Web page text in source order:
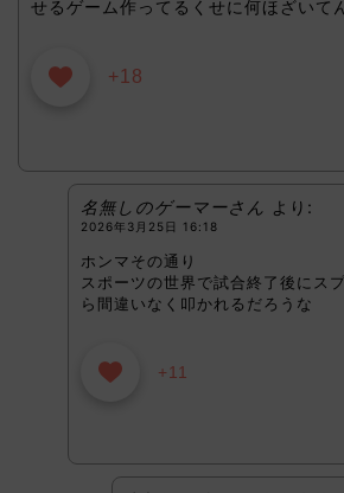
せるゲーム作ってるくせに何ほざいて
+18
名無しのゲーマーさん より:
2026年3月25日 16:18
ホンマその通り
スポーツの世界で試合終了後にス
ら間違いなく叩かれるだろうな
+11